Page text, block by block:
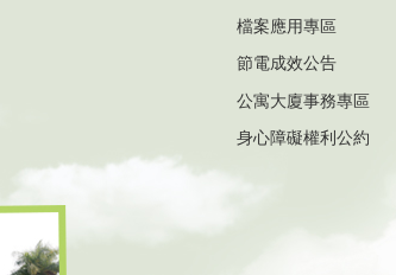
檔案應用專區
節電成效公告
公寓大廈事務專區
身心障礙權利公約